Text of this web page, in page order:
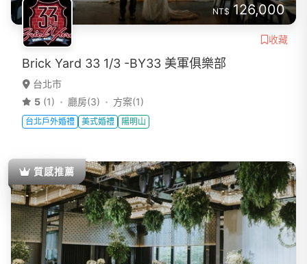
NT$ 126,000
收藏
Brick Yard 33 1/3 -BY33 美軍俱樂部
台北市
5 (1) 廳房(3) 方案(1)
台北戶外婚禮 美式婚禮 陽明山
質感推薦